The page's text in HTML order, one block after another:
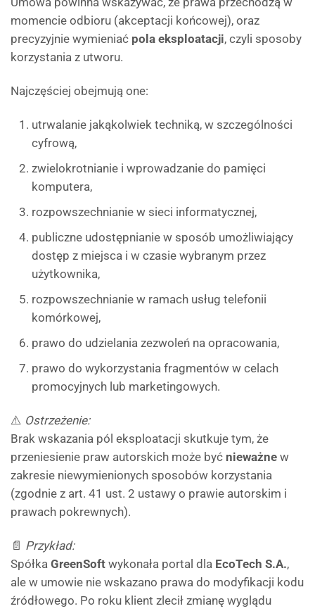
momencie odbioru (akceptacji końcowej), oraz
precyzyjnie wymieniać pola eksploatacji, czyli sposoby
korzystania z utworu.
Najczęściej obejmują one:
utrwalanie jakąkolwiek techniką, w szczególności
cyfrową,
zwielokrotnianie i wprowadzanie do pamięci
komputera,
rozpowszechnianie w sieci informatycznej,
publiczne udostępnianie w sposób umożliwiający
dostęp z miejsca i w czasie wybranym przez
użytkownika,
rozpowszechnianie w ramach usług telefonii
komórkowej,
prawo do udzielania zezwoleń na opracowania,
prawo do wykorzystania fragmentów w celach
promocyjnych lub marketingowych.
⚠️ Ostrzeżenie:
Brak wskazania pól eksploatacji skutkuje tym, że
przeniesienie praw autorskich może być nieważne w
zakresie niewymienionych sposobów korzystania
(zgodnie z art. 41 ust. 2 ustawy o prawie autorskim i
prawach pokrewnych).
📄 Przykład:
Spółka GreenSoft wykonała portal dla EcoTech S.A.,
ale w umowie nie wskazano prawa do modyfikacji kodu
źródłowego. Po roku klient zlecił zmianę wyglądu